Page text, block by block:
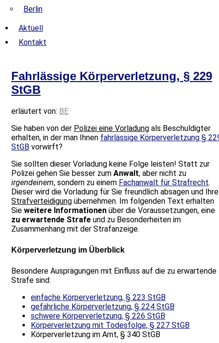
Berlin
Aktuell
Kontakt
Fahrlässige Körperverletzung, § 229
StGB
erläutert von: BE
Sie haben von der Polizei eine Vorladung als Beschuldigter
erhalten, in der man Ihnen fahrlässige Körperverletzung §
StGB vorwirft?
Sie sollten dieser Vorladung keine Folge leisten! Statt zur
Polizei gehen Sie besser zum Anwalt, aber nicht zu
irgendeinem, sondern zu einem Fachanwalt für Strafrecht.
Dieser wird die Vorladung für Sie freundlich absagen und Ihre
Strafverteidigung übernehmen. Im folgenden Text erhalten
Sie weitere Informationen über die Voraussetzungen, eine
zu erwartende Strafe und zu Besonderheiten im
Zusammenhang mit der Strafanzeige.
Körperverletzung im Überblick
Besondere Ausprägungen mit Einfluss auf die zu erwartende
Strafe sind:
einfache Körperverletzung, § 223 StGB
gefährliche Körperverletzung, § 224 StGB
schwere Körperverletzung, § 226 StGB
Körperverletzung mit Todesfolge, § 227 StGB
Körperverletzung im Amt, § 340 StGB